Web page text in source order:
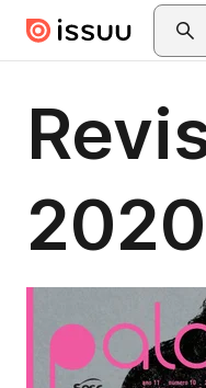
Skip to main contentSearch